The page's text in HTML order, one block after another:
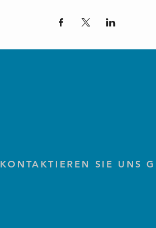
KONTAKTIEREN SIE UNS